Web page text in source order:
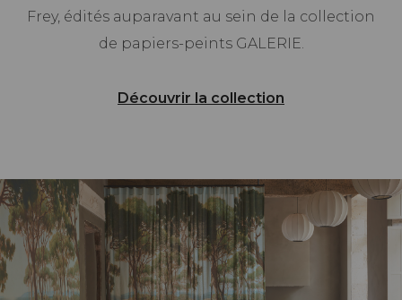
Frey, édités auparavant au sein de la collection
de papiers-peints GALERIE.
Découvrir la collection